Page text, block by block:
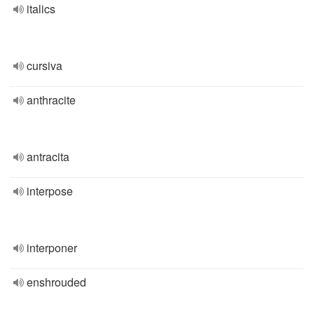
italics
cursiva
anthracite
antracita
interpose
interponer
enshrouded